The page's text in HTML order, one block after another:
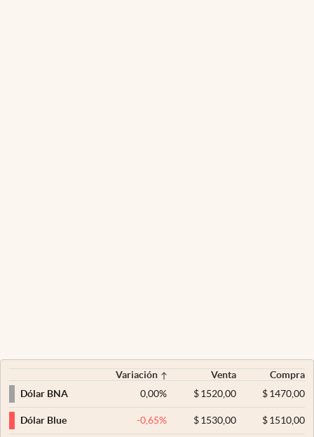
Variación Venta
Compra
Dólar BNA
0,00% $ 1520,00 $1470,00
Dólar Blue -0,65% $ 1530,00 $1510,00